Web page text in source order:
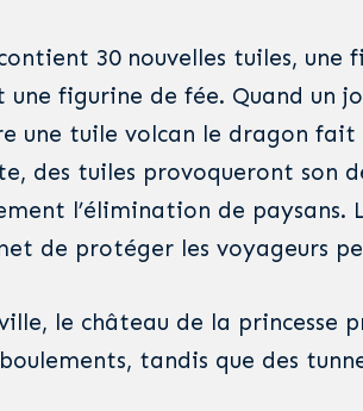
30 nouvelles tuiles, une
une figurine de fée. Quand un
une tuile volcan le dragon
des tuiles provoqueront son
l’élimination de paysans.
de protéger les voyageurs
le château de la princesse
tandis que des